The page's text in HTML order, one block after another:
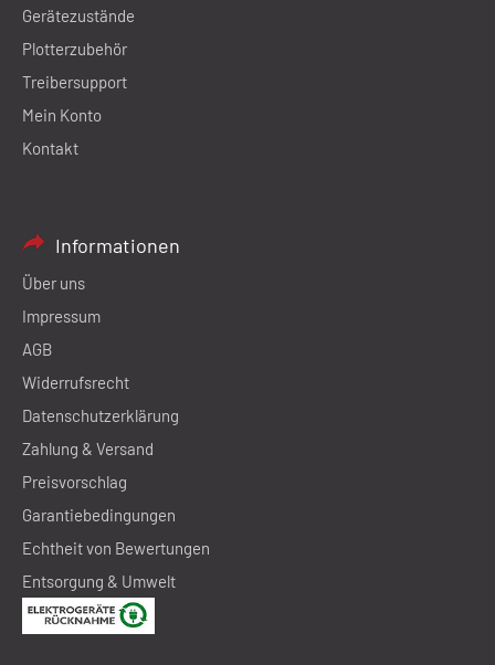
Gerätezustände
Plotterzubehör
Treibersupport
Mein Konto
Kontakt
Informationen
Über uns
Impressum
AGB
Widerrufsrecht
Datenschutzerklärung
Zahlung & Versand
Preisvorschlag
Garantiebedingungen
Echtheit von Bewertungen
Entsorgung & Umwelt